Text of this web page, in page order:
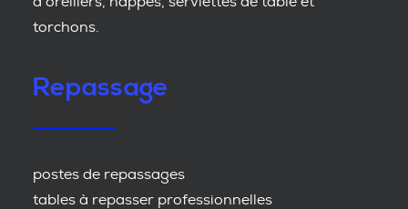
torchons.
Repassage
postes de repassages
tables à repasser professionnelles